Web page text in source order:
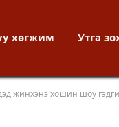
хөгжим Утга
жинхэнэ хошин шоу